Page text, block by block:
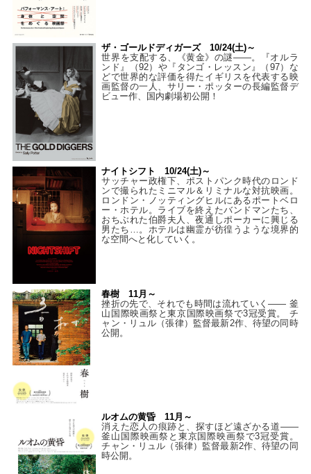
ザ・ゴールドディガーズ 10/24(土)～
世界を支配する、《黄金》の謎――。『オルラ
ンド』（92）や『タンゴ・レッスン』（97）な
どで世界的な評価を得たイギリスを代表する映
画監督の一人、サリー・ポッターの長編監督デ
ビュー作、国内劇場初公開！
ナイトシフト 10/24(土)～
サッチャー政権下、ポストパンク時代のロンド
ンで撮られたミニマル＆リミナルな対抗映画。
ロンドン・ノッティングヒルにあるポートベロ
ー・ホテル。ライブを終えたバンドマンたち、
おちぶれた伯爵夫人、夜通しポーカーに興じる
男たち…。ホテルは幽霊が彷徨うような境界的
な空間へと化していく。
春樹 11月～
挫折の先で、それでも時間は流れていく—— 釜
山国際映画祭と東京国際映画祭で3冠受賞。 チ
ャン・リュル（張律）監督最新2作、待望の同時
公開。
ルオムの黄昏 11月～
消えた恋人の痕跡と、探すほど遠ざかる道——
釜山国際映画祭と東京国際映画祭で3冠受賞。
チャン・リュル（張律）監督最新2作、待望の同
時公開。